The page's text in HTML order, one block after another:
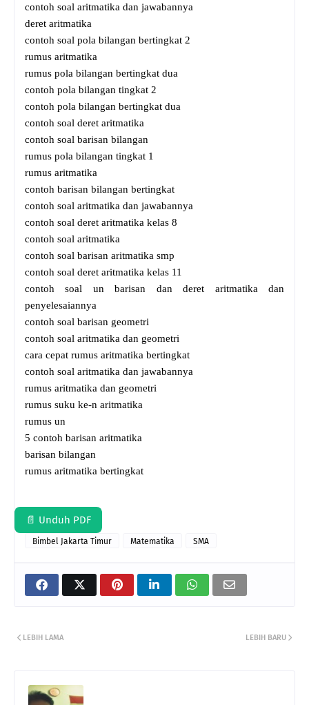
contoh soal aritmatika dan jawabannya
deret aritmatika
contoh soal pola bilangan bertingkat 2
rumus aritmatika
rumus pola bilangan bertingkat dua
contoh pola bilangan tingkat 2
contoh pola bilangan bertingkat dua
contoh soal deret aritmatika
contoh soal barisan bilangan
rumus pola bilangan tingkat 1
rumus aritmatika
contoh barisan bilangan bertingkat
contoh soal aritmatika dan jawabannya
contoh soal deret aritmatika kelas 8
contoh soal aritmatika
contoh soal barisan aritmatika smp
contoh soal deret aritmatika kelas 11
contoh soal un barisan dan deret aritmatika dan
penyelesaiannya
contoh soal barisan geometri
contoh soal aritmatika dan geometri
cara cepat rumus aritmatika bertingkat
contoh soal aritmatika dan jawabannya
rumus aritmatika dan geometri
rumus suku ke-n aritmatika
rumus un
5 contoh barisan aritmatika
barisan bilangan
rumus aritmatika bertingkat
📄 Unduh PDF
Bimbel Jakarta Timur Matematika SMA
LEBIH BARU
LEBIH LAMA